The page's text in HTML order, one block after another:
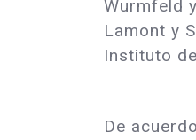
Wurmfeld
Lamont y
Instituto
De